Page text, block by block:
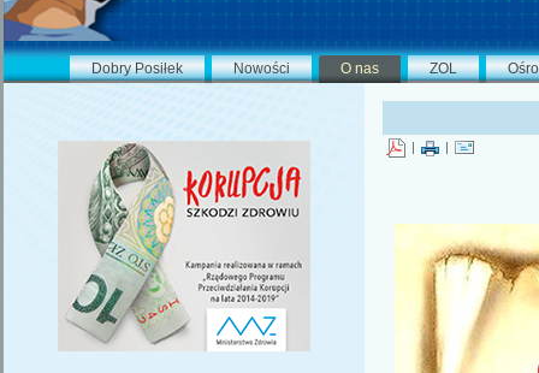
Dobry Posiłek Nowości O nas ZOL